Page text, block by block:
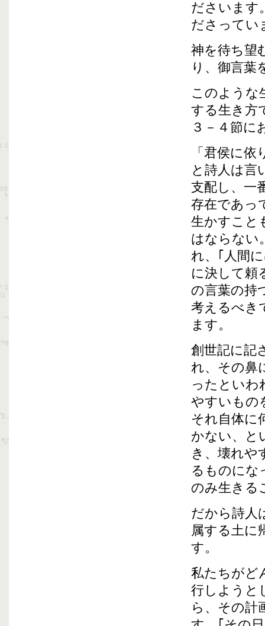
ださいます
ださってい
神を待ち望
り、御言葉
このような
する生き方
３－４節に
「君侯に
と詩人は言
支配し、一
存在であっ
生かすこと
はならない
れ、｢人間
に決して頼
の言葉の持
考えるべき
ます。
創世記に記
れ、その鼻
ったといわ
やすいもの
それ自体に
かない、と
き、壊れや
るものにな
のみ生きる
だから詩人
属する土に
す。
私たちがど
行しようと
ら、その計